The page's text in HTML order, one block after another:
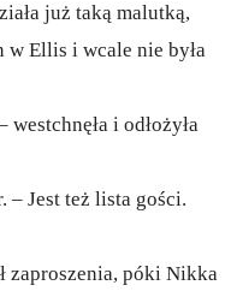
już taką malutką,
w Ellis i wcale nie była
i odłożyła
– Jest też lista gości.
zaproszenia, póki Nikka